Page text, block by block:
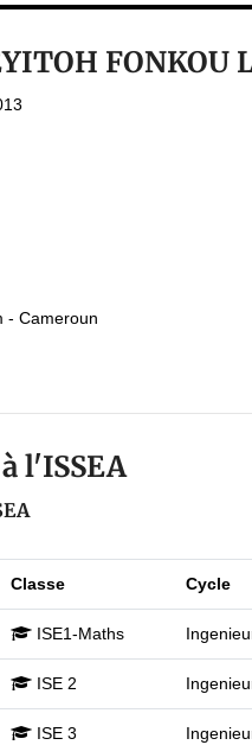
FONKOU
- Cameroun
l'ISSEA
Classe Cycle
ISE1-Maths
ISE 2
ISE 3